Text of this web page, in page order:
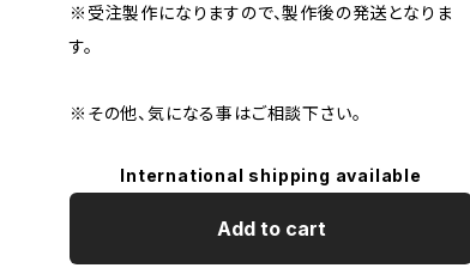
※受注製作になりますので、製作後の発送となりま
す。
※その他、気になる事はご相談下さい。
International shipping available
Add to cart